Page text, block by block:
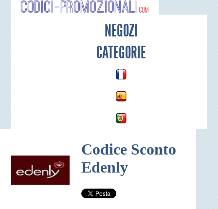
Codici-
NEGOZI
CATEGORIE
Codice Sconto
Edenly